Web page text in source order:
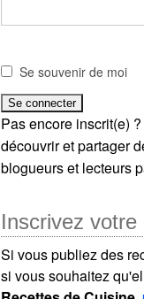
Se souvenir de moi
Pas encore inscrit(e)
découvrir et partager
blogueurs et lecteurs
Inscrivez votre
Si vous publiez des
si vous souhaitez